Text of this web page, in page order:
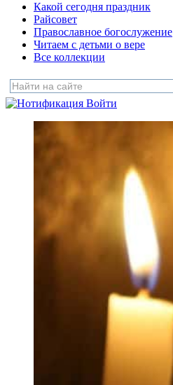
Какой сегодня праздник
Райсовет
Православное богослужение
Читаем с детьми о вере
Все коллекции
Войти